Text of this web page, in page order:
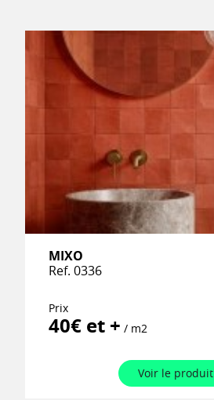
MIXO
Ref. 0336
Prix
40€ et + / m2
Voir le produit